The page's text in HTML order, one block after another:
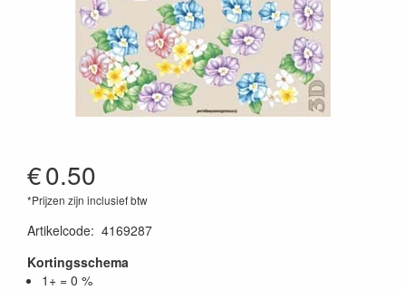
€0.50
*Prijzen zijn inclusief btw
Artikelcode: 4169287
Kortingsschema
1+ = 0 %